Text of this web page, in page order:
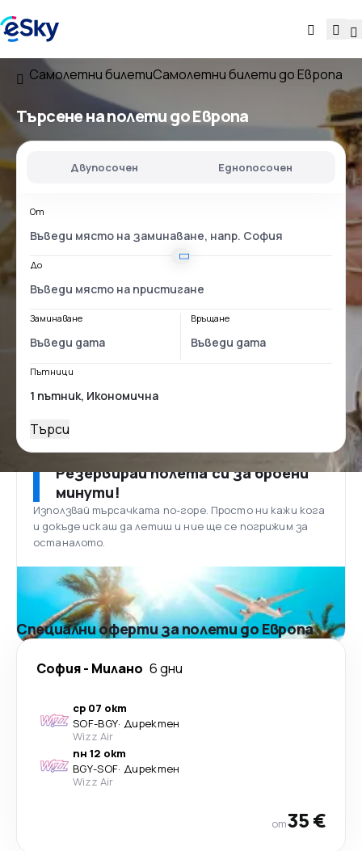
Самолетни билетиСамолетни билети до Европа
Търсене на полети до Европа
Двупосочен Еднопосочен
От
До
Заминаване Връщане
Пътници
Търси
Резервирай полета си за броени
минути!
Използвай търсачката по-горе. Просто ни кажи кога
и докъде искаш да летиш и ние ще се погрижим за
останалото.
Специални оферти за полети до Европа
София- Милано 6 дни
ср 07 окт
SOF-BGY· Директен
Wizz Air
пн 12 окт
BGY-SOF· Директен
Wizz Air
от35 €